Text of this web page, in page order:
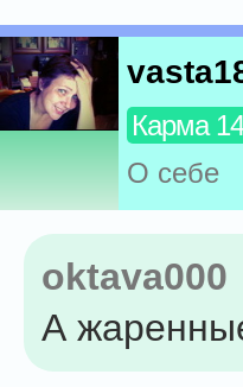
Карма
О себе
oktava000
А